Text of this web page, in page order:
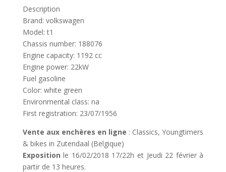
Description
Brand: volkswagen
Model: t1
Chassis number: 188076
Engine capacity: 1192 cc
Engine power: 22kW
Fuel gasoline
Color: white green
Environmental class: na
First registration: 23/07/1956
Vente aux enchères en ligne : Classics, Youngtimers
& bikes in Zutendaal (Belgique)
Expositionle 16/02/2018 17/22h et Jeudi 22 février à
partir de 13 heures.